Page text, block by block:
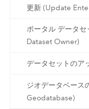
更新 (Update
ポータル データ
Dataset Owner)
データセットのア
ジオデータベース
Geodatabase)